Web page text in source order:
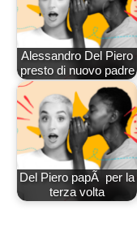
Alessandro Del Piero
presto di nuovo padre
Del Piero papÃ per la
terza volta